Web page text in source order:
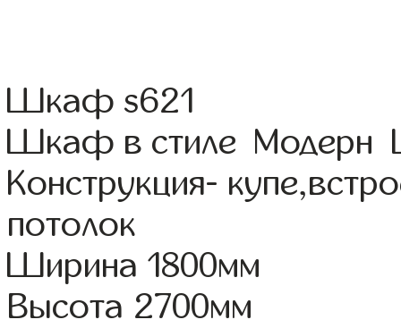
Шкаф s621
Шкаф в стиле Модерн
Конструкция-
потолок
Ширина 1800мм
Высота 2700мм